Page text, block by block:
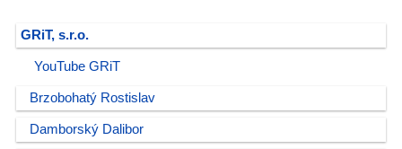
GRiT, s.r.o.
YouTube GRiT
Brzobohatý Rostislav
Damborský Dalibor